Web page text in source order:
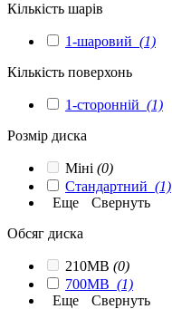
Кількість шарів
1-шаровий (1)
Кількість поверхонь
1-сторонній (1)
Розмір диска
Міні (0)
Стандартний (1)
Еще
Свернуть
Обсяг диска
210MB (0)
700MB (1)
Еще
Свернуть